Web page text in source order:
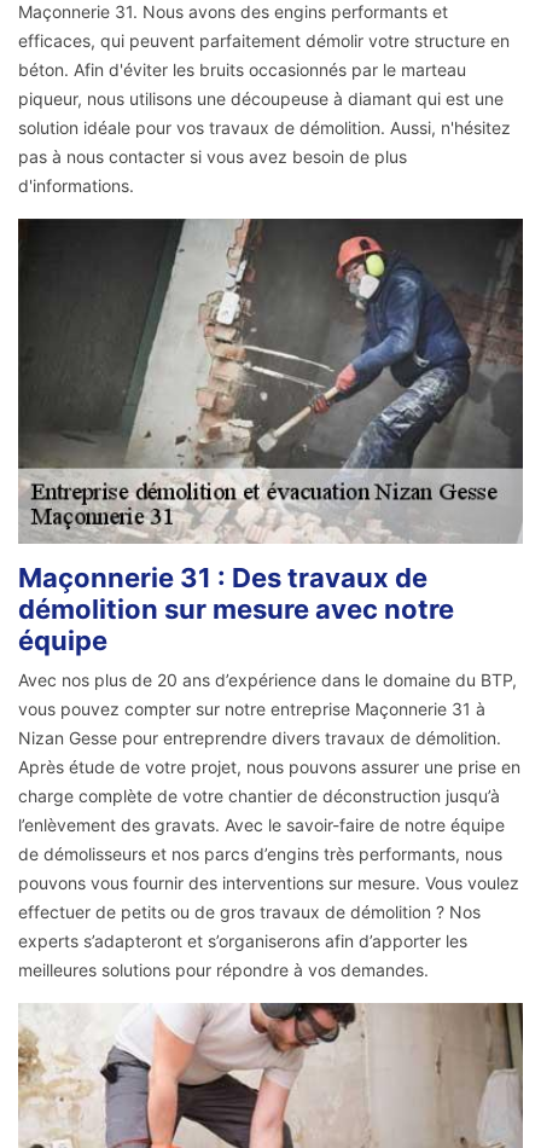
Maçonnerie 31. Nous avons des engins performants et
efficaces, qui peuvent parfaitement démolir votre structure en
béton. Afin d'éviter les bruits occasionnés par le marteau
piqueur, nous utilisons une découpeuse à diamant qui est une
solution idéale pour vos travaux de démolition. Aussi, n'hésitez
pas à nous contacter si vous avez besoin de plus
d'informations.
Maçonnerie 31 : Des travaux de
démolition sur mesure avec notre
équipe
Avec nos plus de 20 ans d’expérience dans le domaine du BTP,
vous pouvez compter sur notre entreprise Maçonnerie 31 à
Nizan Gesse pour entreprendre divers travaux de démolition.
Après étude de votre projet, nous pouvons assurer une prise en
charge complète de votre chantier de déconstruction jusqu’à
l’enlèvement des gravats. Avec le savoir-faire de notre équipe
de démolisseurs et nos parcs d’engins très performants, nous
pouvons vous fournir des interventions sur mesure. Vous voulez
effectuer de petits ou de gros travaux de démolition ? Nos
experts s’adapteront et s’organiserons afin d’apporter les
meilleures solutions pour répondre à vos demandes.